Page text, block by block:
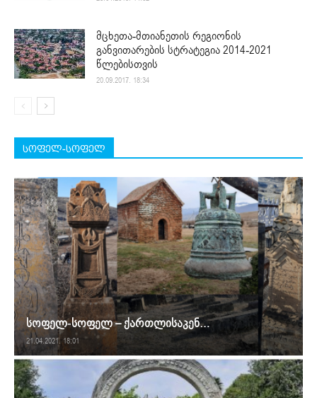
მცხეთა-მთიანეთის რეგიონის
განვითარების სტრატეგია 2014-2021
წლებისთვის
20.09.2017. 18:34
სოფელ-სოფელ
სოფელ-სოფელ – ქართლისაკენ…
21.04.2021. 18:01